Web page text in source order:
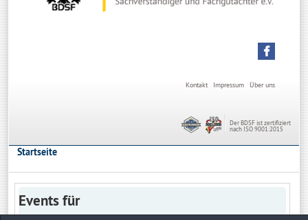
Über uns
Impressum
Kontakt
Der BDSF ist zertifiziert
nach ISO 9001:2015
Startseite
Events für